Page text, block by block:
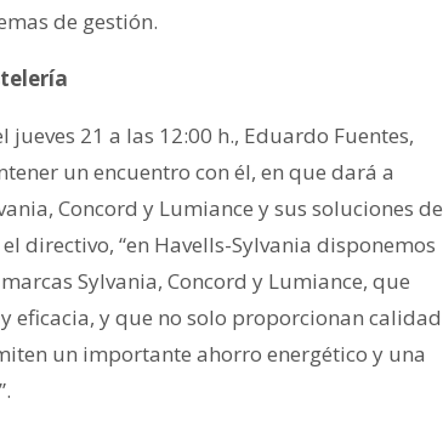
de gestión.
21 a las 12:00 h., Eduardo Fuentes,
un encuentro con él, en que dará a
Concord y Lumiance y sus soluciones de
directivo, “en Havells-Sylvania disponemos
Sylvania, Concord y Lumiance, que
eficacia, y que no solo proporcionan calidad
un importante ahorro energético y una